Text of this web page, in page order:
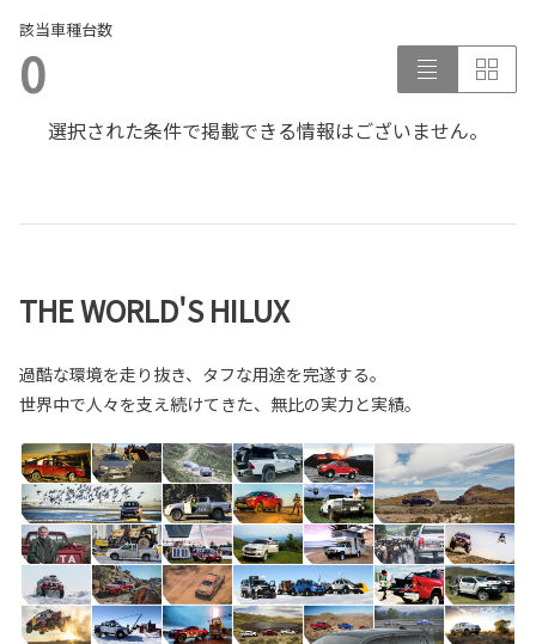
該当車種台数
0
選択された条件で掲載できる情報はございません。
THE WORLD'S HILUX
過酷な環境を走り抜き、タフな用途を完遂する。
世界中で人々を支え続けてきた、無比の実力と実績。